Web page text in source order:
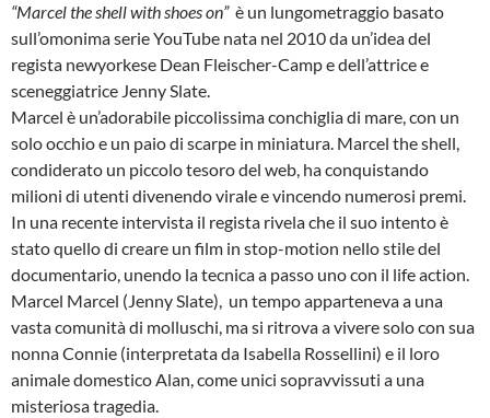
“Marcel the shell with shoes on” è un lungometraggio basato
sull’omonima serie YouTube nata nel 2010 da un’idea del
regista newyorkese Dean Fleischer-Camp e dell’attrice e
sceneggiatrice Jenny Slate.
Marcel è un’adorabile piccolissima conchiglia di mare, con un
solo occhio e un paio di scarpe in miniatura. Marcel the shell,
condiderato un piccolo tesoro del web, ha conquistando
milioni di utenti divenendo virale e vincendo numerosi premi.
In una recente intervista il regista rivela che il suo intento è
stato quello di creare un film in stop-motion nello stile del
documentario, unendo la tecnica a passo uno con il life action.
Marcel Marcel (Jenny Slate), un tempo apparteneva a una
vasta comunità di molluschi, ma si ritrova a vivere solo con sua
nonna Connie (interpretata da Isabella Rossellini) e il loro
animale domestico Alan, come unici sopravvissuti a una
misteriosa tragedia.